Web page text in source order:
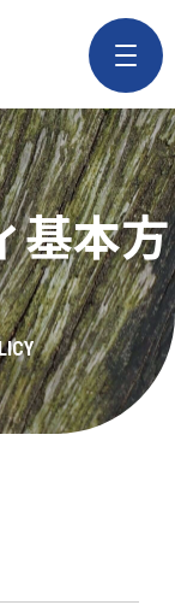
基本方